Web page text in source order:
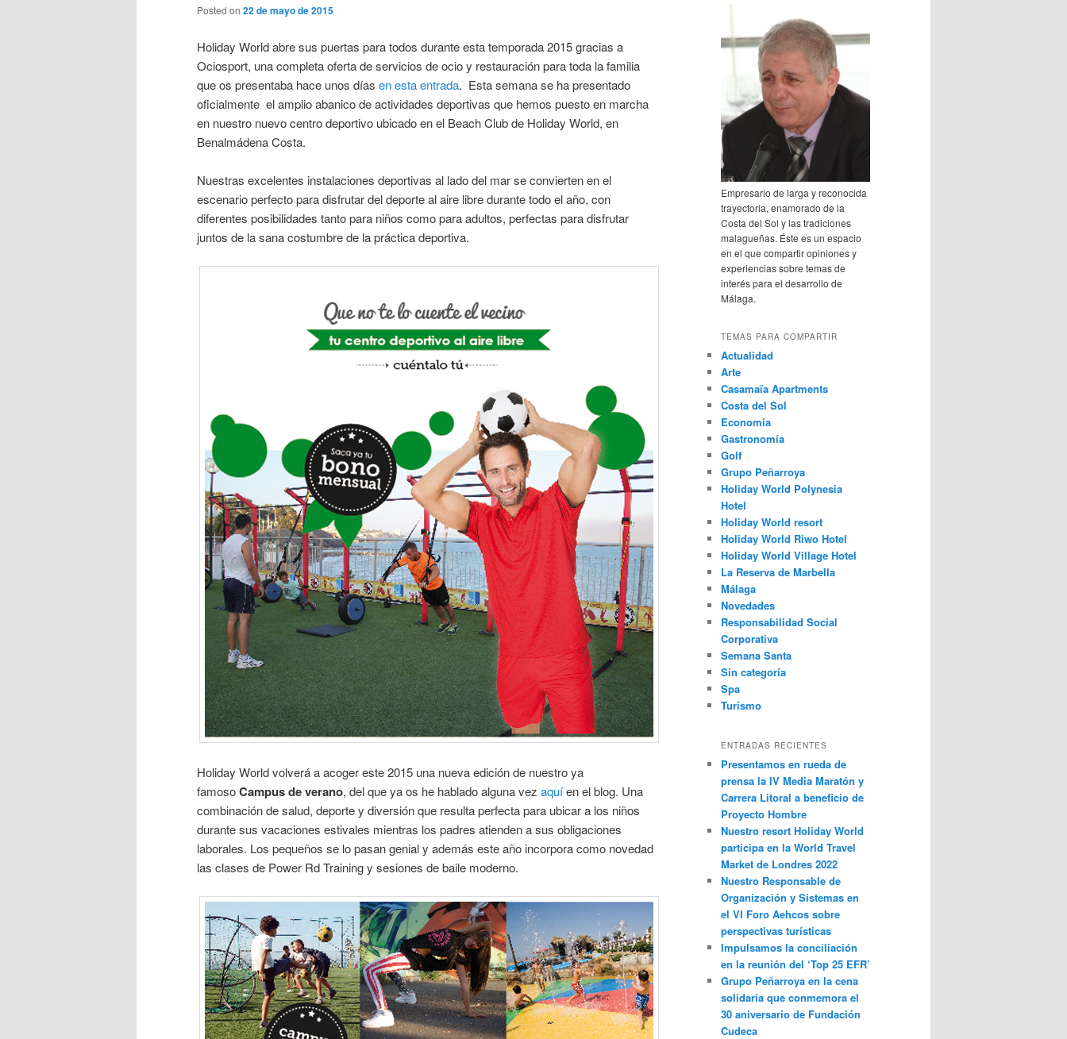
Posted on 22 de mayo de 2015
Holiday World abre sus puertas para todos durante esta temporada 2015 gracias a
Ociosport, una completa oferta de servicios de ocio y restauración para toda la familia
que os presentaba hace unos días en esta entrada. Esta semana se ha presentado
oficialmente el amplio abanico de actividades deportivas que hemos puesto en marcha
en nuestro nuevo centro deportivo ubicado en el Beach Club de Holiday World, en
Benalmádena Costa.
Nuestras excelentes instalaciones deportivas al lado del mar se convierten en el
escenario perfecto para disfrutar del deporte al aire libre durante todo el año, con
diferentes posibilidades tanto para niños como para adultos, perfectas para disfrutar
juntos de la sana costumbre de la práctica deportiva.
Holiday World volverá a acoger este 2015 una nueva edición de nuestro ya
famosoCampus de verano, del que ya os he hablado alguna vez aquíen el blog. Una
combinación de salud, deporte y diversión que resulta perfecta para ubicar a los niños
durante sus vacaciones estivales mientras los padres atienden a sus obligaciones
laborales. Los pequeños se lo pasan genial y además este año incorpora como novedad
las clases de Power Rd Training y sesiones de baile moderno.
Empresario de larga y reconocida
trayectoria, enamorado de la
Costa del Sol y las tradiciones
malagueñas. Éste es un espacio
en el que compartir opiniones y
experiencias sobre temas de
interés para el desarrollo de
Málaga.
TEMAS PARA COMPARTIR
Actualidad
Arte
Casamaïa Apartments
Costa del Sol
Economía
Gastronomía
Golf
Grupo Peñarroya
Holiday World Polynesia
Hotel
Holiday World resort
Holiday World Riwo Hotel
Holiday World Village Hotel
La Reserva de Marbella
Málaga
Novedades
Responsabilidad Social
Corporativa
Semana Santa
Sin categoría
Spa
Turismo
ENTRADAS RECIENTES
Presentamos en rueda de
prensa la IV Media Maratón y
Carrera Litoral a beneficio de
Proyecto Hombre
Nuestro resort Holiday World
participa en la World Travel
Market de Londres 2022
Nuestro Responsable de
Organización y Sistemas en
el VI Foro Aehcos sobre
perspectivas turísticas
Impulsamos la conciliación
en la reunión del ‘Top 25 EFR’
Grupo Peñarroya en la cena
solidaria que conmemora el
30 aniversario de Fundación
Cudeca